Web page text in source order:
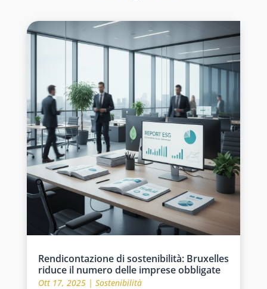
Rendicontazione di sostenibilità: Bruxelles
riduce il numero delle imprese obbligate
Ott 17, 2025| Sostenibilità